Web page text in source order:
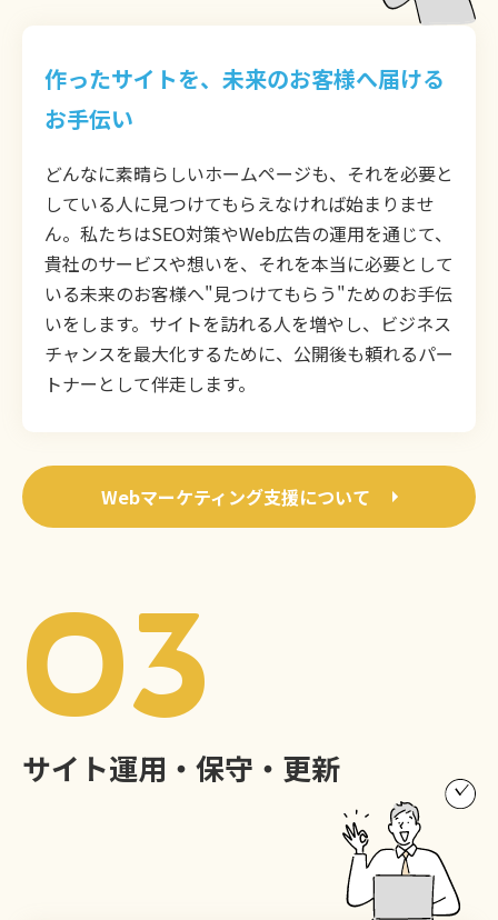
作ったサイトを、未来のお客様へ届ける
お手伝い
どんなに素晴らしいホームページも、それを必要と
している人に見つけてもらえなければ始まりませ
ん。私たちはSEO対策やWeb広告の運用を通じて、
貴社のサービスや想いを、それを本当に必要として
いる未来のお客様へ"見つけてもらう"ためのお手伝
いをします。サイトを訪れる人を増やし、ビジネス
チャンスを最大化するために、公開後も頼れるパー
トナーとして伴走します。
Webマーケティング支援について
03
サイト運用・保守・更新